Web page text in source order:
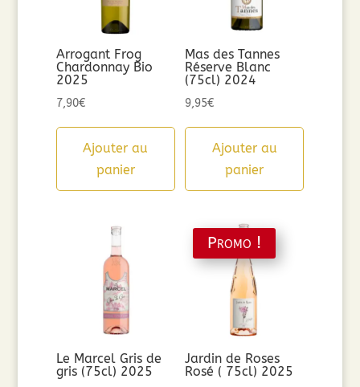
Arrogant Frog
Chardonnay Bio
2025
7,90€
Ajouter au
panier
Mas des Tannes
Réserve Blanc
(75cl) 2024
9,95€
Ajouter au
panier
Le Marcel Gris de
gris (75cl) 2025
Promo !
Jardin de Roses
Rosé ( 75cl) 2025